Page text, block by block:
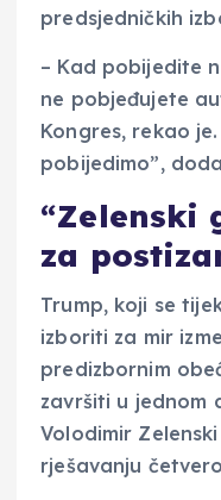
predsjedničkih
– Kad pobijedite
ne pobjeđujete
Kongres, rekao
pobijedimo”,
“Zelenski
za
Trump, koji se
izboriti za mir
predizbornim
završiti u jednom
Volodimir
rješavanju